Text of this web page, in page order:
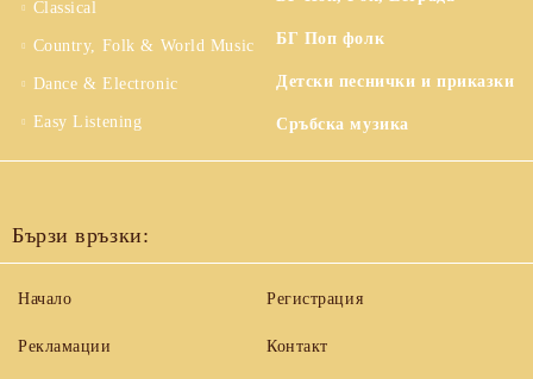
Classical
Country, Folk & World Music
Dance & Electronic
Easy Listening
БГ Поп фолк
Детски песнички и приказки
Сръбска музика
Бързи връзки:
Начало
Рекламации
Регистрация
Контакт